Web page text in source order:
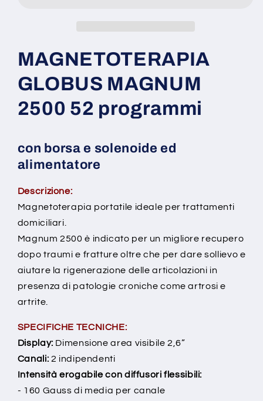
MAGNETOTERAPIA
GLOBUS MAGNUM
2500 52 programmi
con borsa e solenoide ed
alimentatore
Descrizione:
Magnetoterapia portatile ideale per trattamenti
domiciliari.
Magnum 2500 è indicato per un migliore recupero
dopo traumi e fratture oltre che per dare sollievo e
aiutare la rigenerazione delle articolazioni in
presenza di patologie croniche come artrosi e
artrite.
SPECIFICHE TECNICHE:
Display: Dimensione area visibile 2,6”
Canali: 2 indipendenti
Intensità erogabile con diffusori flessibili:
- 160 Gauss di media per canale